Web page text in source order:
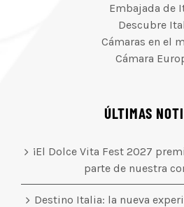
Embajada de
Descubre
Cámaras en el
Cámara
ÚLTIMAS
¡El Dolce Vita Fest 2027
parte de nuestra
Destino Italia: la nueva